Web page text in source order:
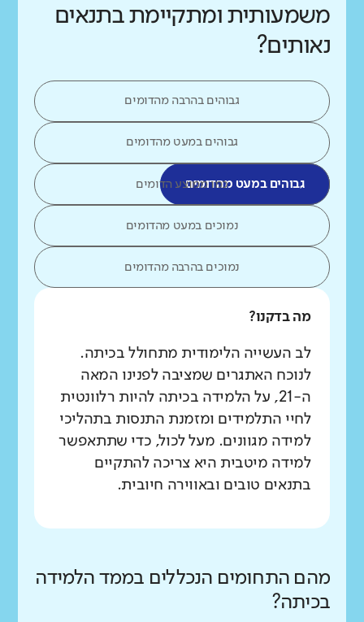
משמעותית ומתקיימת בתנאים
נאותים?
גבוהים בהרבה מהדומים
גבוהים במעט מהדומים
גבוהים במעט מהדומיםכמו ממוצע הדומים
נמוכים במעט מהדומים
נמוכים בהרבה מהדומים
מה בדקנו?
לב העשייה הלימודית מתחולל בכיתה.
לנוכח האתגרים שמציבה לפנינו המאה
ה-21, על הלמידה בכיתה להיות רלוונטית
לחיי התלמידים ומזמנת התנסות בתהליכי
למידה מגוונים. מעל לכול, כדי שתתאפשר
למידה מיטבית היא צריכה להתקיים
בתנאים טובים ובאווירה חיובית.
מהם התחומים הנכללים בממד הלמידה
בכיתה?